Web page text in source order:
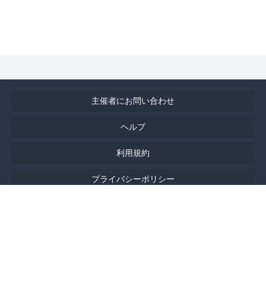
主催者にお問い合わせ
ヘルプ
利用規約
プライバシーポリシー